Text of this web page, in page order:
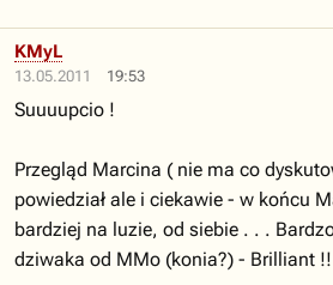
13.05.2011 19:53
KMyL
Suuuupcio !
Przegląd Marcina ( nie ma co
powiedział ale i ciekawie - w końcu
bardziej na luzie, od siebie . . .
dziwaka od MMo (konia?) - Brilliant !!